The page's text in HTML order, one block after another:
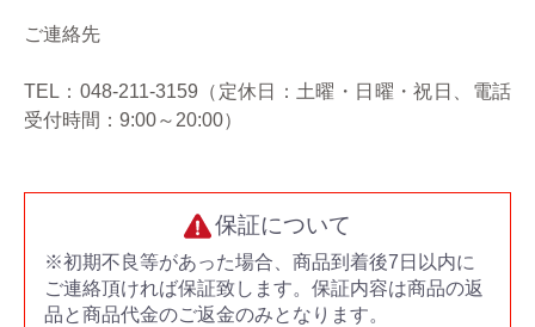
ご連絡先
TEL：048-211-3159（定休日：土曜・日曜・祝日、電話
受付時間：9:00～20:00）
保証について
※初期不良等があった場合、商品到着後7日以内に
ご連絡頂ければ保証致します。保証内容は商品の返
品と商品代金のご返金のみとなります。